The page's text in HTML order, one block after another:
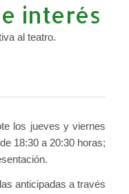
interés
al teatro.
los jueves y viernes
18:30 a 20:30 horas;
anticipadas a través